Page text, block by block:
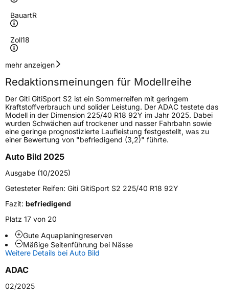
BauartR
Zoll18
Geschwindigkeitsindex
Höchstgeschwindigkeit
300 km/h
Lastindex97
Höchstlast730 kg
FahrzeugtypPKW
VerwendungSommerreifen
ModellnameGitiSport S2
FahrzeugartPKW & SUV
Weitere Eigenschaften
Schlauchtyp
Zustand
mehr anzeigen
Redaktionsmeinungen für Modellreihe
Der Giti GitiSport S2 ist ein Sommerreifen mit geringem
Kraftstoffverbrauch und solider Leistung. Der ADAC testete das
Modell in der Dimension 225/40 R18 92Y im Jahr 2025. Dabei
wurden Schwächen auf trockener und nasser Fahrbahn sowie
eine geringe prognostizierte Laufleistung festgestellt, was zu
einer Bewertung von "befriedigend (3,2)" führte.
Auto Bild 2025
Ausgabe (10/2025)
Getesteter Reifen: Giti GitiSport S2 225/40 R18 92Y
Fazit: befriedigend
Platz 17 von 20
Gute Aquaplaningreserven
Mäßige Seitenführung bei Nässe
Weitere Details bei Auto Bild
ADAC
02/2025